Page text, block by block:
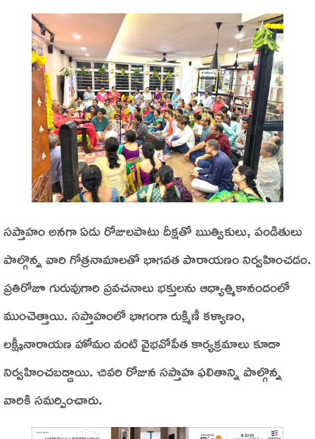
సప్తాహం అనగా ఏడు రోజులపాటు దీక్షతో ఋత్వికులు, పండితులు
పాల్గొన్న వారి గోత్రనామాలతో భాగవత పారాయణం నిర్వహించడం.
ప్రతిరోజూ గురువుగారి ప్రవచనాలు భక్తులను ఆధ్యాత్మికానందంలో
ముంచెత్తాయి. సప్తాహంలో భాగంగా రుక్మిణీ కళ్యాణం,
లక్ష్మీనారాయణ హోమం వంటి వైభవోపేత కార్యక్రమాలు కూడా
నిర్వహించబడ్డాయి. చివరి రోజున సప్తాహ ఫలితాన్ని పాల్గొన్న
వారికి సమర్పించారు.